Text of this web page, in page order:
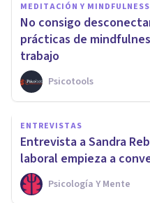
MEDITACIÓN Y MINDFULNESS
No consigo
prácticas de
trabajo
Psicotools
ENTREVISTAS
Entrevista a Sandra
laboral empieza a
Psicología Y Mente